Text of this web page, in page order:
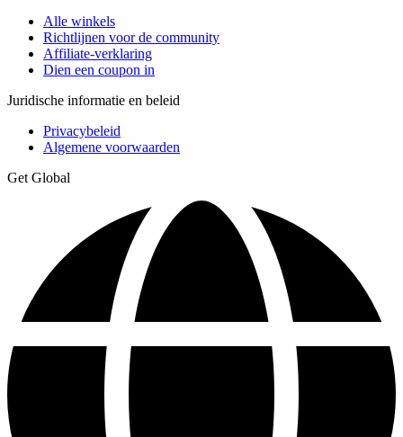
Alle winkels
Richtlijnen voor de community
Affiliate-verklaring
Dien een coupon in
Juridische informatie en beleid
Privacybeleid
Algemene voorwaarden
Get Global